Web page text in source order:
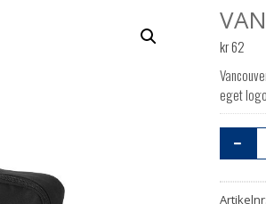
kr62
eget
Artikelnr: